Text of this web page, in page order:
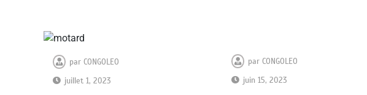
parCONGOLEO
juillet 1, 2023
par CONGOLEO
juin 15, 2023